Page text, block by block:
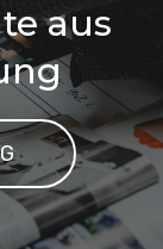
aus